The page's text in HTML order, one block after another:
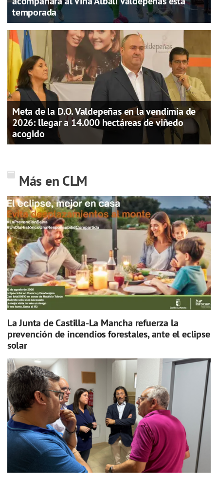
temporada
Meta de la D.O. Valdepeñas en la vendimia de
2026: llegar a 14.000 hectáreas de viñedo
acogido
Más en CLM
La Junta de Castilla-La Mancha refuerza la
prevención de incendios forestales, ante el eclipse
solar